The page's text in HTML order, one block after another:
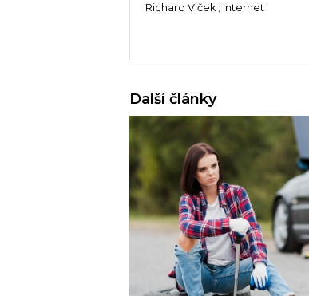
Richard Vlček ; Internet
Další články